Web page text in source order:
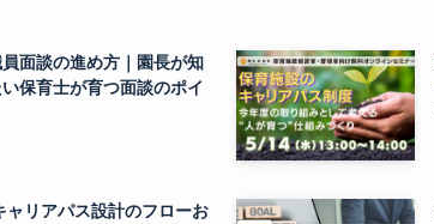
面談の進め方｜園長が知
保育士が育つ面談のポイ
ャリアパス設計のフローお